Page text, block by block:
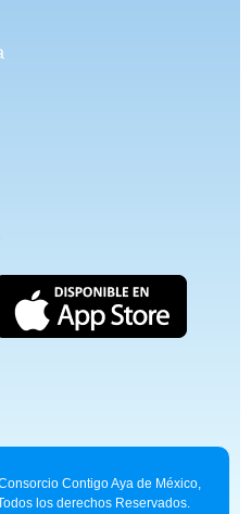
Contigo Aya de México,
los derechos Reservados.